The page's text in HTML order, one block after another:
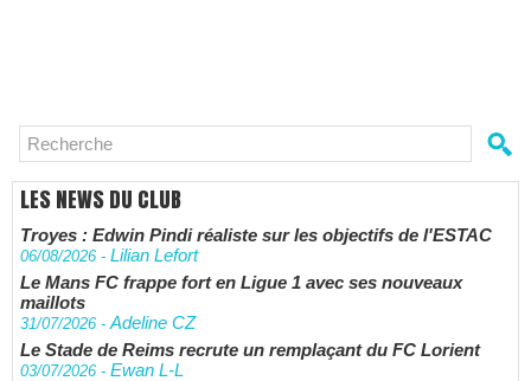
LES NEWS DU CLUB
Troyes : Edwin Pindi réaliste sur les objectifs de l'ESTAC
06/08/2026 - Lilian Lefort
Le Mans FC frappe fort en Ligue 1 avec ses nouveaux
maillots
31/07/2026 -Adeline CZ
Le Stade de Reims recrute un remplaçant du FC Lorient
03/07/2026 - Ewan L-L